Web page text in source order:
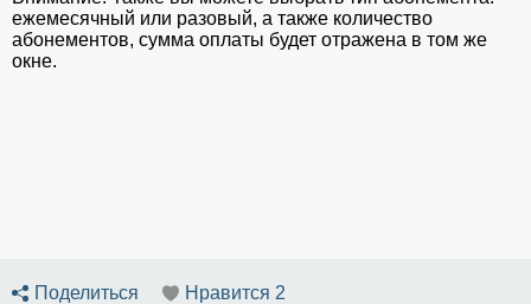
ежемесячный или разовый, а также количество
абонементов, сумма оплаты будет отражена в том же
окне.
Поделиться Нравится 2